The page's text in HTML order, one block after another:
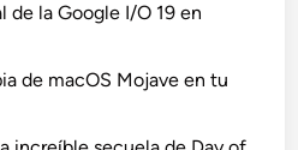
de la Google I/O 19 en
de macOS Mojave en tu